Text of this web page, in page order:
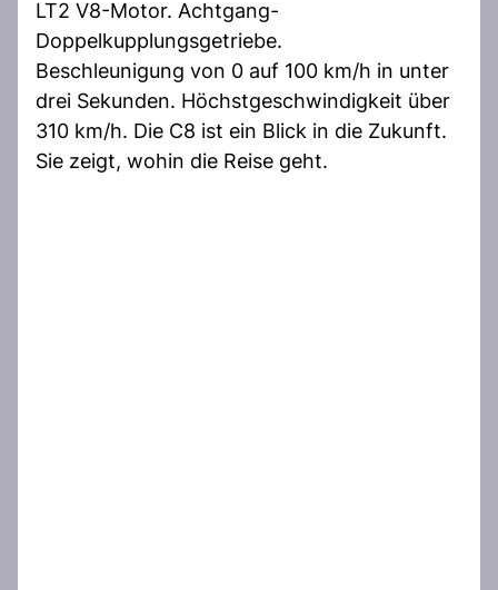
LT2 V8-Motor. Achtgang-
Doppelkupplungsgetriebe.
Beschleunigung von 0 auf 100 km/h in unter
drei Sekunden. Höchstgeschwindigkeit über
310 km/h. Die C8 ist ein Blick in die Zukunft.
Sie zeigt, wohin die Reise geht.